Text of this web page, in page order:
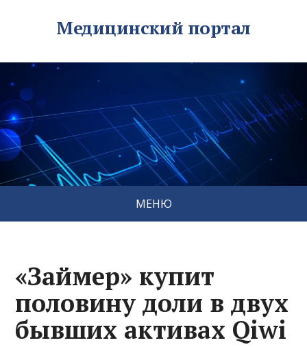
Медицинский портал
МЕНЮ
«Займер» купит
половину доли в двух
бывших активах Qiwi